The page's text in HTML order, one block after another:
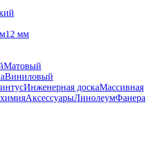
12 мм
Матовый
Виниловый
Инженерная доскаМассивная
АксессуарыЛинолеумФанера